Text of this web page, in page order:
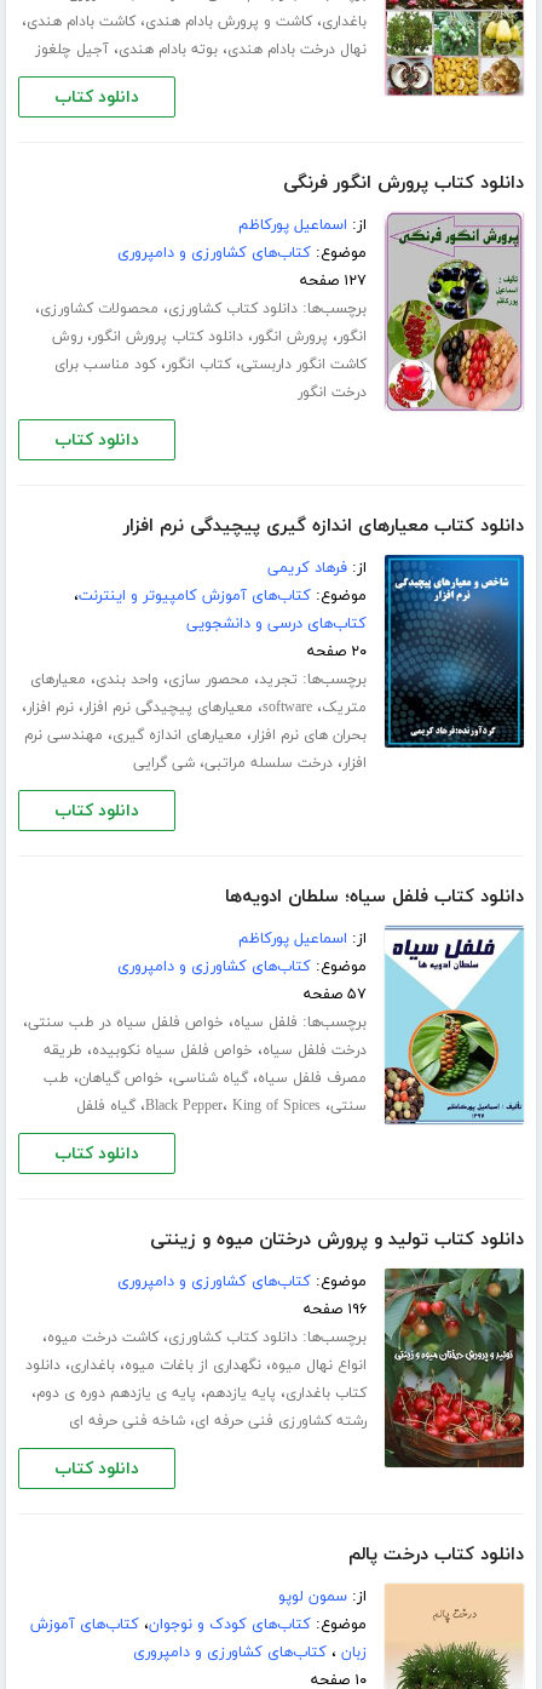
باغداری،کاشت و پرورش بادام هندی،کاشت بادام هندی،
نهال درخت بادام هندی،بوته بادام هندی،آجیل چلغوز
دانلود کتاب
دانلود کتاب پرورش انگور فرنگی
از: اسماعیل پورکاظم
موضوع:کتاب‌های کشاورزی و دامپروری
۱۲۷ صفحه
برچسب‌ها:دانلود کتاب کشاورزی، محصولات کشاورزی،
انگور، پرورش انگور،دانلود کتاب پرورش انگور،روش
کاشت انگور داربستی،کتاب انگور،کود مناسب برای
درخت انگور
دانلود کتاب
دانلود کتاب معیارهای اندازه گیری پیچیدگی نرم افزار
از:فرهاد کریمی
موضوع:کتاب‌های آموزش کامپیوتر و اینترنت،
کتاب‌های درسی و دانشجویی
۲۰ صفحه
برچسب‌ها: تجرید، محصور سازی، واحد بندی، معیارهای
متریک،software، معیارهای پیچیدگی نرم افزار،نرم افزار،
بحران های نرم افزار، معیارهای اندازه گیری، مهندسی نرم
افزار،درخت سلسله مراتبی،شی گرایی
دانلود کتاب
دانلود کتاب فلفل سیاه؛ سلطان ادویه‌ها
از: اسماعیل پورکاظم
موضوع:کتاب‌های کشاورزی و دامپروری
۵۷ صفحه
برچسب‌ها: فلفل سیاه، خواص فلفل سیاه در طب سنتی،
درخت فلفل سیاه، خواص فلفل سیاه نکوبیده، طریقه
مصرف فلفل سیاه،گیاه شناسی، خواص گیاهان، طب
سنتی، Black Pepper، King of Spices ،گیاه فلفل
دانلود کتاب
دانلود کتاب تولید و پرورش درختان میوه و زینتی
موضوع:کتاب‌های کشاورزی و دامپروری
۱۹۶ صفحه
برچسب‌ها:دانلود کتاب کشاورزی،کاشت درخت میوه،
انواع نهال میوه،نگهداری از باغات میوه،باغداری،دانلود
کتاب باغداری، پایه یازدهم، پایه ی یازدهم دوره ی دوم،
رشته کشاورزی فنی حرفه ای،شاخه فنی حرفه ای
دانلود کتاب
دانلود کتاب درخت پالم
از:سمون لوپو
موضوع:کتاب‌های کودک و نوجوان،کتاب‌های آموزش
زبان ،کتاب‌های کشاورزی و دامپروری
۱۰ صفحه